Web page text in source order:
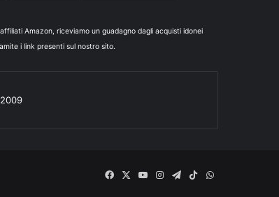
Amazon, riceviamo un guadagno dagli acquisti idonei
i link presenti sul nostro sito.
Facebook
X
YouInstagram
Telegram
TikTokWhatsApp